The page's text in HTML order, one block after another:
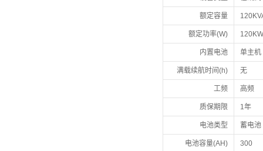
额定容量
额定功率(W) 120KW
内置电池 单主机
满载续航时间(h) 无
工频 高频
质保期限 1年
电池类型 蓄电池
电池容量(AH) 300